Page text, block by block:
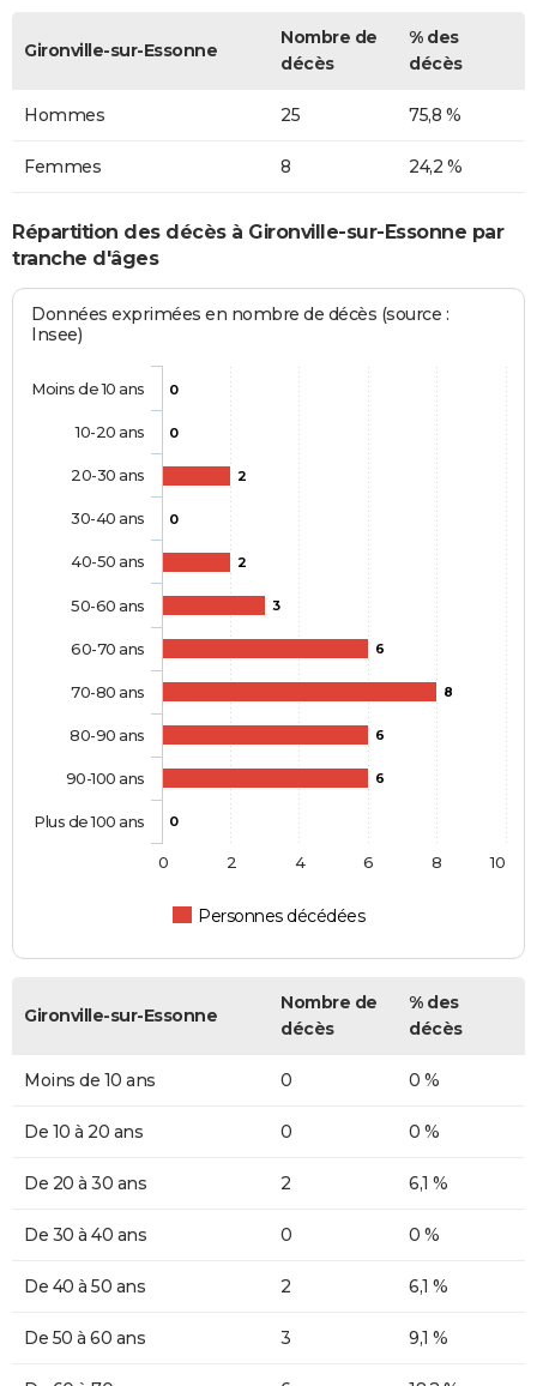
Gironville-sur-Essonne
Nombre de
décès
% des
décès
Hommes 25 75,8 %
Femmes 8 24,2 %
Répartition des décès à Gironville-sur-Essonne par
tranche d'âges
Données exprimées en nombre de décès (source :
Insee)
0
0
2
0
2
3
6
8
6
6
0
Personnes décédées
Moins de 10 ans
10-20 ans
20-30 ans
30-40 ans
40-50 ans
50-60 ans
60-70 ans
70-80 ans
80-90 ans
90-100 ans
Plus de 100 ans
0 2 4 6 8 10
Gironville-sur-Essonne
Nombre de
décès
% des
décès
Moins de 10 ans 0 0 %
De 10 à 20 ans 0 0 %
De 20 à 30 ans 2 6,1 %
De 30 à 40 ans 0 0 %
De 40 à 50 ans 2 6,1 %
De 50 à 60 ans 3 9,1 %